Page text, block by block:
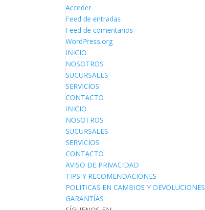
Acceder
Feed de entradas
Feed de comentarios
WordPress.org
INICIO
NOSOTROS
SUCURSALES
SERVICIOS
CONTACTO
INICIO
NOSOTROS
SUCURSALES
SERVICIOS
CONTACTO
AVISO DE PRIVACIDAD
TIPS Y RECOMENDACIONES
POLITICAS EN CAMBIOS Y DEVOLUCIONES
GARANTÍAS